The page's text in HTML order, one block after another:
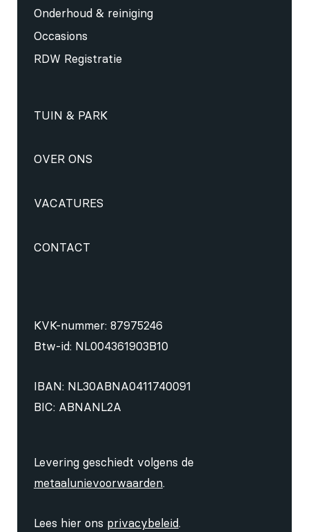
Onderhoud & reiniging
Occasions
RDW Registratie
TUIN & PARK
OVER ONS
VACATURES
CONTACT
KVK-nummer: 87975246
Btw-id: NL004361903B10
IBAN: NL30ABNA0411740091
BIC: ABNANL2A
Levering geschiedt volgens de
metaalunievoorwaarden.
Lees hier ons privacybeleid.